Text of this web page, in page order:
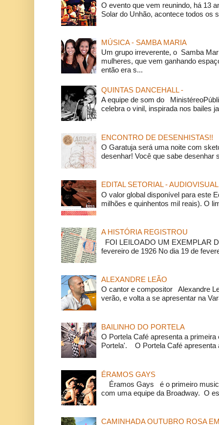
O evento que vem reunindo, há 13
Solar do Unhão, acontece todos os
MÚSICA - SAMBA MARIA
Um grupo irreverente, o Samba
mulheres, que vem ganhando
então era s...
QUINTAS DANCEHALL -
A equipe de som do
celebra o vinil, inspirada nos bailes
ENCONTRO DE DESENHISTAS!!
O Garatuja será uma noite com
desenhar! Você que sabe desenhar
EDITAL SETORIAL - AUDIOVISUAL
O valor global disponível para este
milhões e quinhentos mil reais). O
A HISTÓRIA REGISTROU
FOI LEILOADO UM EXEMPLAR
fevereiro de 1926 No dia 19 de
ALEXANDRE LEÃO
O cantor e compositor Alexandre
verão, e volta a se apresentar na
BAILINHO DO PORTELA
O Portela Café apresenta a
Portela'. O Portela Café apresenta
ÉRAMOS GAYS
Éramos Gays é o primeiro
com uma equipe da Broadway. O
CAMINHADA OUTUBRO ROSA